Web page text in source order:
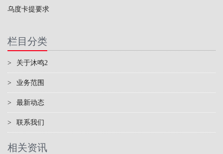
乌度卡提要求
栏目分类
> 关于沐鸣2
> 业务范围
> 最新动态
> 联系我们
相关资讯